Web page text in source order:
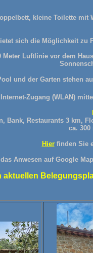
kleine Toilette mit
sich die Möglichkeit
Meter Luftlinie vor dem
und der Garten stehen
Internet-Zugang (WLAN)
Bank, Restaurants 3 km,
ca. 300
Hier finden Sie
Anwesen auf Google
aktuellen